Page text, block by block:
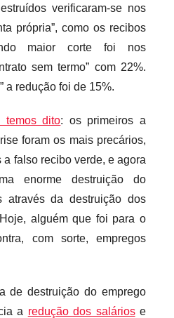
verificaram-se nos
própria”, como os recibos
maior corte foi nos
sem termo” com 22%.
a redução foi de 15%.
temos dito: os primeiros a
foram os mais precários,
falso recibo verde, e agora
enorme destruição do
através da destruição dos
alguém que foi para o
com sorte, empregos
de destruição do emprego
a redução dos saláriose